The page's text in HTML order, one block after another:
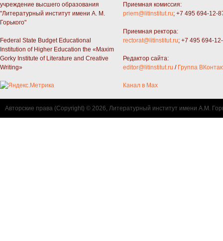
учреждение высшего образования
"Литературный институт имени А. М.
Горького"
Federal State Budget Educational
Institution of Higher Education the «Maxim
Gorky Institute of Literature and Creative
Writing»
Приемная комиссия:
priem@litinstitut.ru; +7 495 694-12-
Приемная ректора:
rectorat@litinstitut.ru; +7 495 694-
Редактор сайта:
editor@litinstitut.ru / Группа
Канал в Max
Авторские права (Copyright) © 2026, Литературный институт имени А.М.